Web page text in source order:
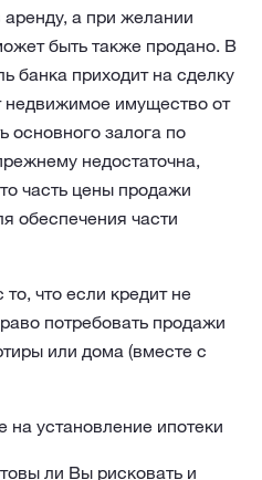
а при желании
быть также продано. В
банка приходит на сделку
имущество от
основного залога по
недостаточна,
часть цены продажи
обеспечения части
что если кредит не
потребовать продажи
или дома (вместе с
на установление ипотеки
ли Вы рисковать и